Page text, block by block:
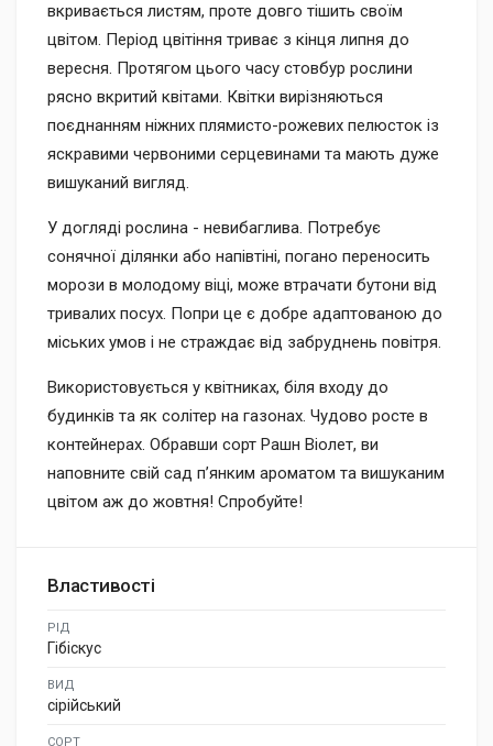
вкривається листям, проте довго тішить своїм
цвітом. Період цвітіння триває з кінця липня до
вересня. Протягом цього часу стовбур рослини
рясно вкритий квітами. Квітки вирізняються
поєднанням ніжних плямисто-рожевих пелюсток із
яскравими червоними серцевинами та мають дуже
вишуканий вигляд.
У догляді рослина - невибаглива. Потребує
сонячної ділянки або напівтіні, погано переносить
морози в молодому віці, може втрачати бутони від
тривалих посух. Попри це є добре адаптованою до
міських умов і не страждає від забруднень повітря.
Використовується у квітниках, біля входу до
будинків та як солітер на газонах. Чудово росте в
контейнерах. Обравши сорт Рашн Віолет, ви
наповните свій сад п’янким ароматом та вишуканим
цвітом аж до жовтня! Спробуйте!
Властивості
РІД
Гібіскус
ВИД
сірійський
СОРТ